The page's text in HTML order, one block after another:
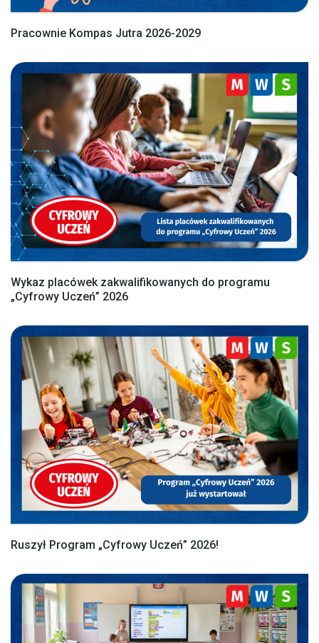
Pracownie Kompas Jutra 2026-2029
Wykaz placówek zakwalifikowanych do programu
„Cyfrowy Uczeń” 2026
Ruszył Program „Cyfrowy Uczeń” 2026!